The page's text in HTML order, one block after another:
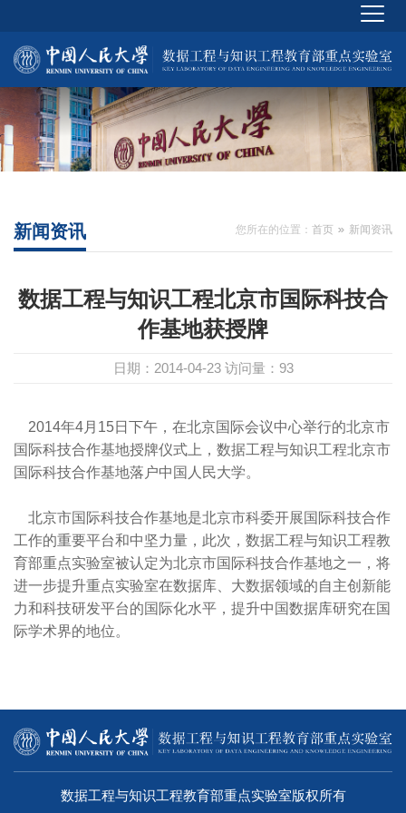
您所在的位置： 首页 新闻资讯
新闻资讯
数据工程与知识工程北京市国际科技合
作基地获授牌
日期：2014-04-23 访问量： 93
2014年4月15日下午，在北京国际会议中心举行的北京市
国际科技合作基地授牌仪式上，数据工程与知识工程北京市
国际科技合作基地落户中国人民大学。
北京市国际科技合作基地是北京市科委开展国际科技合作
工作的重要平台和中坚力量，此次，数据工程与知识工程教
育部重点实验室被认定为北京市国际科技合作基地之一，将
进一步提升重点实验室在数据库、大数据领域的自主创新能
力和科技研发平台的国际化水平，提升中国数据库研究在国
际学术界的地位。
数据工程与知识工程教育部重点实验室版权所有